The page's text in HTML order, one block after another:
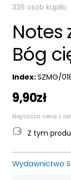
336 osób kupiło
Notes
Bóg
Index:SZMG/
9,90zł
Najniższa cena z
Z tym
Wydawnictwo